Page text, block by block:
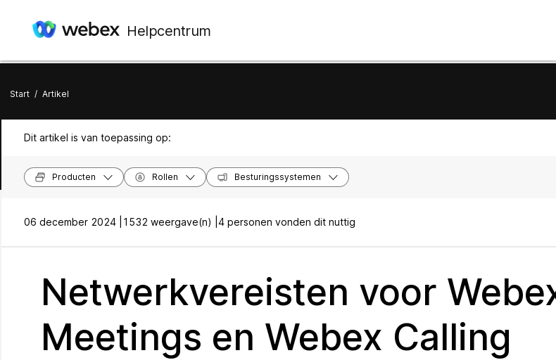
Helpcentrum
Start / Artikel
Dit artikel is van toepassing op:
Producten Rollen Besturingssystemen
06 december 2024 | 1532 weergave(n) | 4 personen vonden dit nuttig
Netwerkvereisten voor
Meetings en Webex Calling